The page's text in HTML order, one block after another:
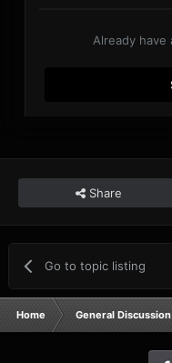
Already have
Share
Go to topic listing
Home General Discussion